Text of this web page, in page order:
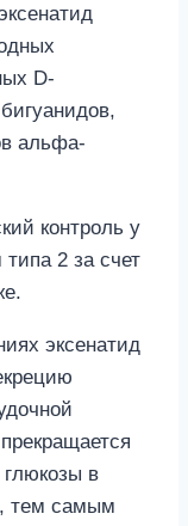
D-
альфа-
контроль у
2 за счет
эксенатид
в
тем самым